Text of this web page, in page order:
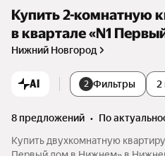
Купить 2-комнатную
в квартале «N1
Нижний Новгород
AI 2 Фильтры 2
8 предложений •
по
Купить двухкомнатную